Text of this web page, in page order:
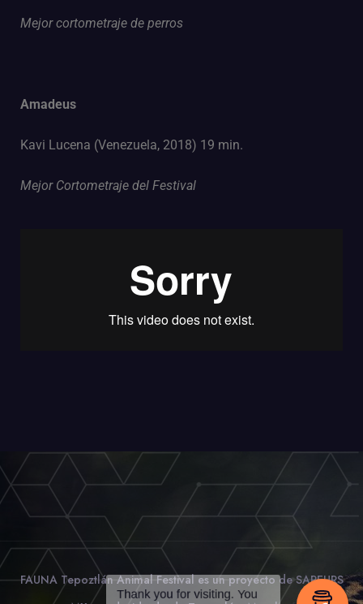
Mejor cortometraje de perros
Amadeus
Kavi Lucena (Venezuela, 2018) 19 min.
Mejor Cortometraje del Festival
FAUNA Tepoztlán Animal Festival es un proyecto de SAPEURS